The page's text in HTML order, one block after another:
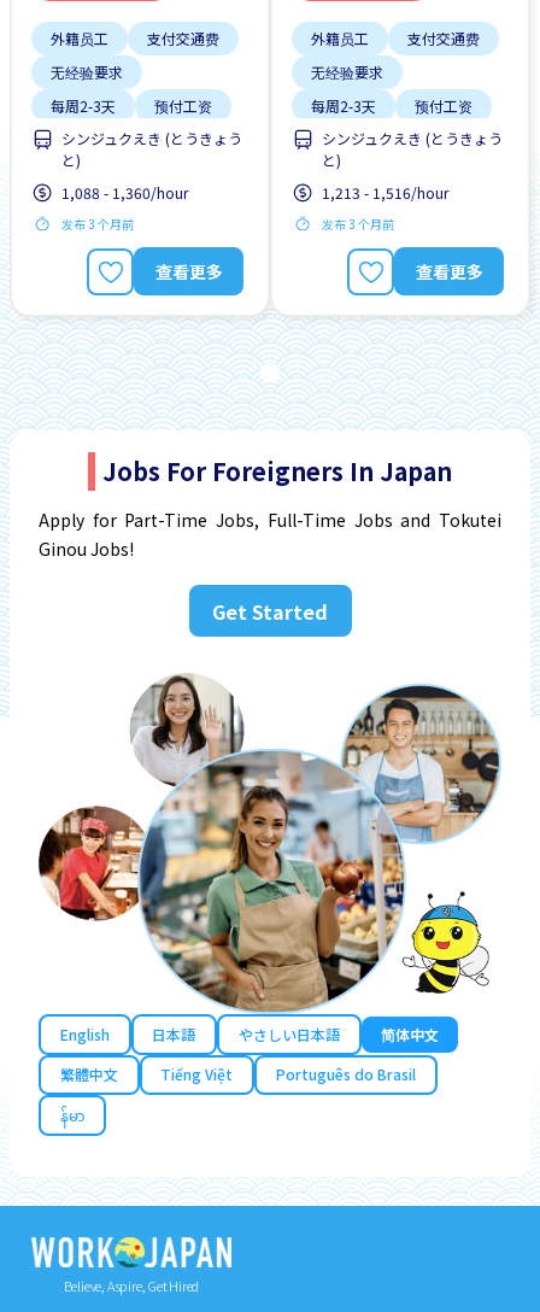
外籍员工
支付交通费
无经验要求
每周2-3天
预付工资
シンジュクえき (とうきょう
と)
1,088 - 1,360/hour
发布 3 个月前
查看更多
外籍员工
支付交通费
无经验要求
每周2-3天
预付工资
シンジュクえき (とうきょう
と)
1,213 - 1,516/hour
发布 3 个月前
查看更多
Jobs For Foreigners In Japan
Apply for Part-Time Jobs, Full-Time Jobs and Tokutei
Ginou Jobs!
Get Started
English 日本語 やさしい日本語
简体中文
繁體中文
Tiếng Việt
Português do Brasil
န်မာ
Believe, Aspire, Get Hired